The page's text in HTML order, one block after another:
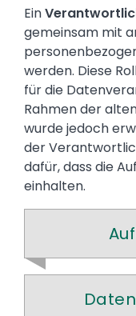
Ein
gemeinsam mit
werden. Diese
für die
Rahmen der
wurde jedoch
der
dafür, dass die
einhalten.